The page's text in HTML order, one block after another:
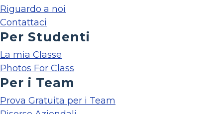
Riguardo a noi
Contattaci
Per Studenti
La mia Classe
Photos For Class
Per i Team
Prova Gratuita per i Team